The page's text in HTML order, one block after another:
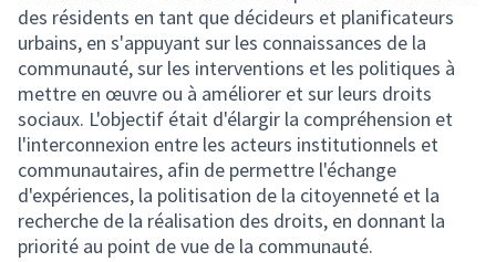
des résidents en tant que décideurs et planificateurs
urbains, en s'appuyant sur les connaissances de la
communauté, sur les interventions et les politiques à
mettre en œuvre ou à améliorer et sur leurs droits
sociaux. L'objectif était d'élargir la compréhension et
l'interconnexion entre les acteurs institutionnels et
communautaires, afin de permettre l'échange
d'expériences, la politisation de la citoyenneté et la
recherche de la réalisation des droits, en donnant la
priorité au point de vue de la communauté.